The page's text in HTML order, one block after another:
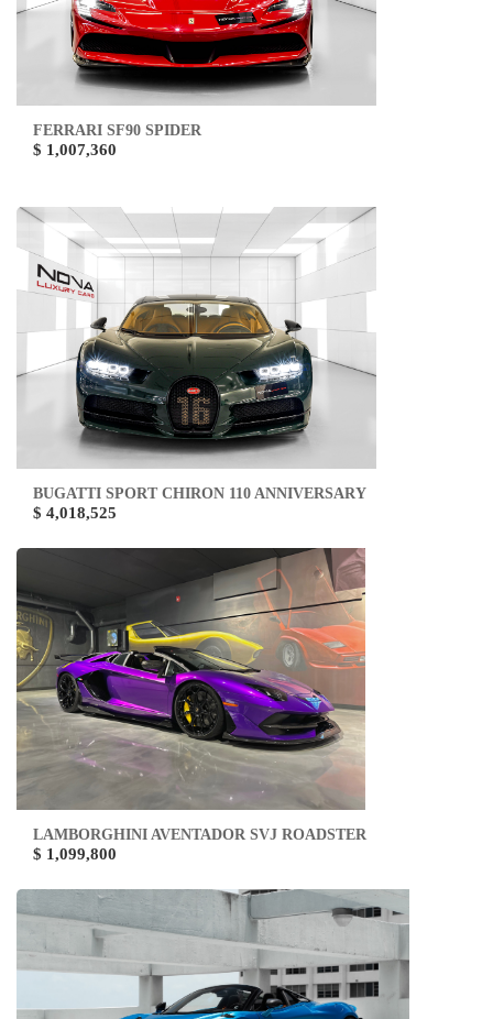
FERRARI SF90 SPIDER
$ 1,007,360
BUGATTI SPORT CHIRON 110 ANNIVERSARY
$ 4,018,525
LAMBORGHINI AVENTADOR SVJ ROADSTER
$ 1,099,800